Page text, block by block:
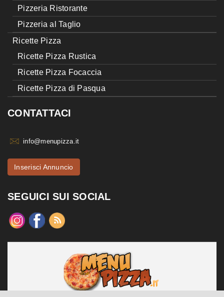
Pizzeria Ristorante
Pizzeria al Taglio
Ricette Pizza
Ricette Pizza Rustica
Ricette Pizza Focaccia
Ricette Pizza di Pasqua
CONTATTACI
info@menupizza.it
Inserisci Annuncio
SEGUICI SUI SOCIAL